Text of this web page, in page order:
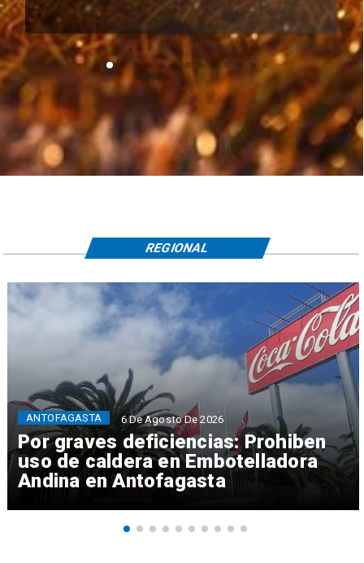
Por graves deficiencias: Prohiben
uso de caldera en Embotelladora
Andina en Antofagasta
ANTOFAGASTA 6 De Agosto De 2026
REGIONAL